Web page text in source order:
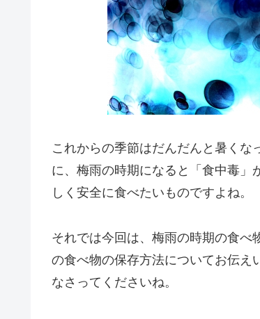
これからの季節はだんだんと暑く
に、梅雨の時期になると「食中毒」
しく安全に食べたいものですよね。
それでは今回は、梅雨の時期の食べ
の食べ物の保存方法についてお伝え
なさってくださいね。